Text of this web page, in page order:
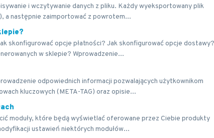
i wczytywanie danych z pliku. Każdy wyeksportowany plik
a następnie zaimportować z powrotem...
skonfigurować opcje płatności? Jak skonfigurować opcje dostawy?
w sklepie? Wprowadzenie...
odpowiednich informacji pozwalających użytkownikom
kluczowych (META-TAG) oraz opisie...
moduły, które będą wyświetlać oferowane przez Ciebie produkty
ustawień niektórych modułów...